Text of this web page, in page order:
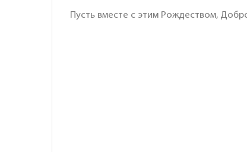
Пусть вместе с этим Рождеством,